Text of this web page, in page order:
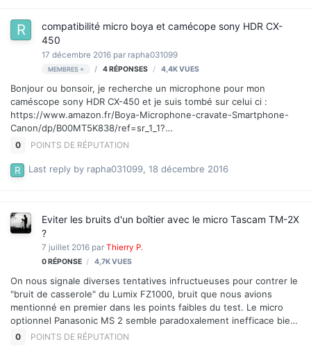
bon son quand on…
compatibilité micro boya et camécope sony HDR CX-
450
17 décembre 2016 par rapha031099
MEMBRES + 4RÉPONSES 4,4KVUES
Bonjour ou bonsoir, je recherche un microphone pour mon
caméscope sony HDR CX-450 et je suis tombé sur celui ci :
https://www.amazon.fr/Boya-Microphone-cravate-Smartphone-
Canon/dp/B00MT5K838/ref=sr_1_1?
ie=UTF8&qid=1482014685&sr=8-1&keywords=boya seulement
pas spécifiée ! Je sollicite votre aide ou si vous connaissez un
type de microphone compatible avec mon caméscope dites le moi
Last reply by rapha031099, 18 décembre 2016
0 POINTS DE RÉPUTATION
Eviter les bruits d'un boîtier avec le micro Tascam TM-2X
?
7 juillet 2016 par Thierry P.
0RÉPONSE 4,7KVUES
On nous signale diverses tentatives infructueuses pour contrer le
"bruit de casserole" du Lumix FZ1000, bruit que nous avions
mentionné en premier dans les points faibles du test. Le micro
optionnel Panasonic MS 2 semble paradoxalement inefficace bien
qu'il soit de type micro canon. Une piste possible serait le micro
0 POINTS DE RÉPUTATION